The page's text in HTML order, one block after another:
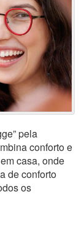
pela
conforto e
casa, onde
de conforto
os